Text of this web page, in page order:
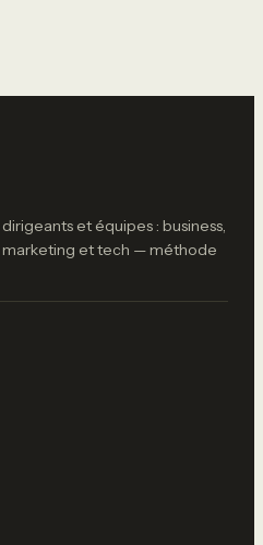
et équipes : business,
et tech — méthode